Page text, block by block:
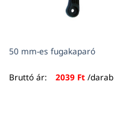
50 mm-es fugakaparó
Bruttó ár: 2039 Ft/darab